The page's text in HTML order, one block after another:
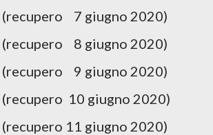
(recupero 7 giugno 2020)
(recupero 8 giugno 2020)
(recupero 9 giugno 2020)
(recupero 10 giugno 2020)
(recupero 11 giugno 2020)